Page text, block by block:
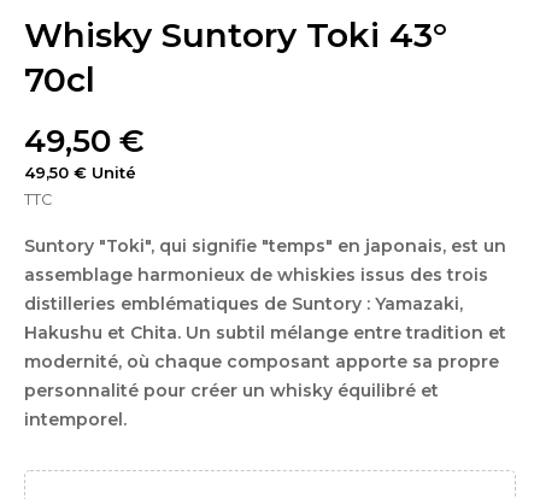
Whisky Suntory Toki 43°
70cl
49,50 €
49,50 € Unité
TTC
Suntory "Toki", qui signifie "temps" en japonais, est un
assemblage harmonieux de whiskies issus des trois
distilleries emblématiques de Suntory : Yamazaki,
Hakushu et Chita. Un subtil mélange entre tradition et
modernité, où chaque composant apporte sa propre
personnalité pour créer un whisky équilibré et
intemporel.